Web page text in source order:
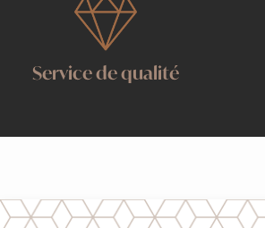
Service de qualité